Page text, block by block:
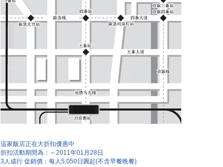
這家飯店正在大折扣優惠中
折扣活動期間為：～2011年01月28日
3人成行 促銷價：每人5,050日圓起(不含早餐晩餐)